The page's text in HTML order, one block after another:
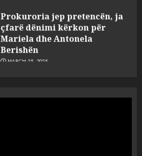
Prokuroria jep pretencën, ja
çfarë dënimi kërkon për
Mariela dhe Antonela
Berishën
MARCH 25, 2025